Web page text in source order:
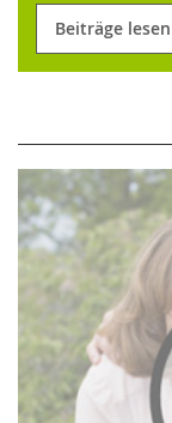
Beiträge lesen